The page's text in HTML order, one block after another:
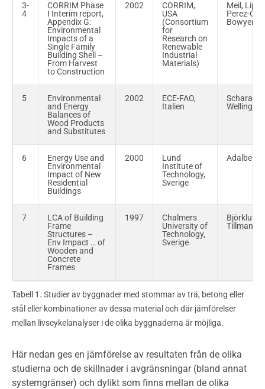
3-
4
CORRIM Phase
I Interim report,
Appendix G:
Environmental
Impacts of a
Single Family
Building Shell –
From Harvest
to Construction
2002
CORRIM,
USA
(Consortium
for
Research on
Renewable
Industrial
Materials)
Meil,
Perez-
Bowyer
5
Environmental
and Energy
Balances of
Wood Products
and Substitutes
2002
ECE-FAO,
Italien
Scharai-
Welling
6
Energy Use and
Environmental
Impact of New
Residential
Buildings
2000
Lund
Institute of
Technology,
Sverige
Adalberth
7
LCA of Building
Frame
Structures –
Env Impact … of
Wooden and
Concrete
Frames
1997
Chalmers
University of
Technology,
Sverige
Björklund,
Tillman
Tabell 1. Studier av byggnader med stommar av trä, betong eller
stål eller kombinationer av dessa material och där jämförelser
mellan livscykelanalyser i de olika byggnaderna är möjliga.
Här nedan ges en jämförelse av resultaten från de olika
studierna och de skillnader i avgränsningar (bland annat
systemgränser) och dylikt som finns mellan de olika